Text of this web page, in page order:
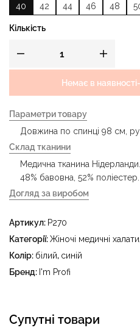
40 42 44 46 48
Кількість
Немає в наявності-
Параметри товару
Довжина по спинці 98 см,
Склад тканини
Медична тканина
48% бавовна, 52% поліестер.
Догляд за виробом
прасувати за температури
відбілювати - суха чистка з
тетрахлоретилену
температури до 40 °C
Артикул: P270
Категорії:Жіночі медичні халати
Колір: білий, синій
Бренд: I'm Profi
Супутні товари